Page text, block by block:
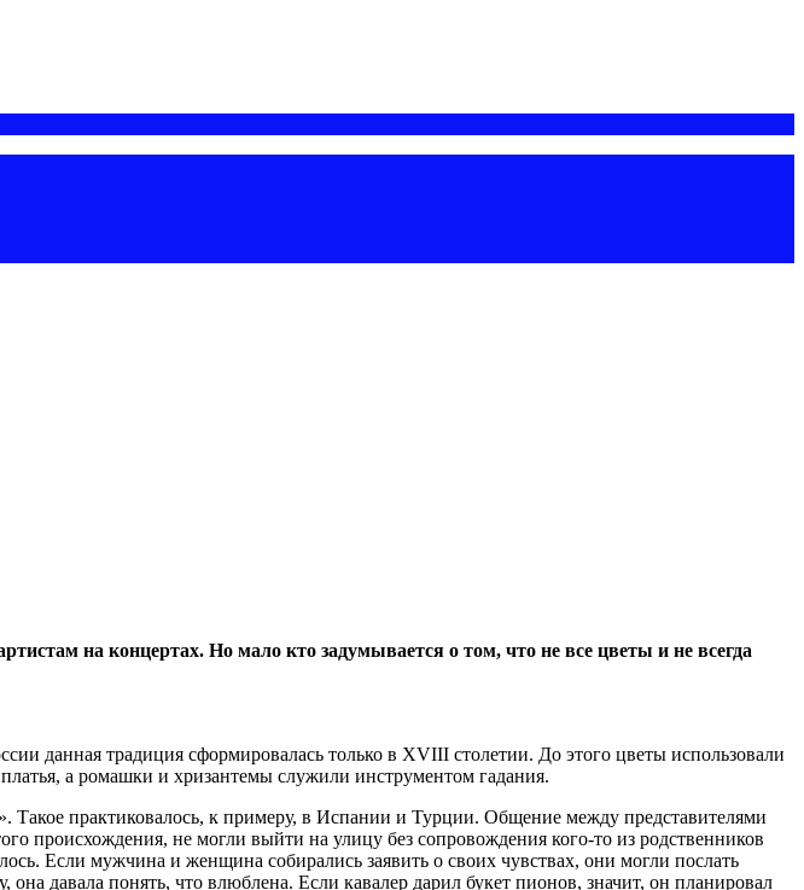
на концертах. Но мало кто задумывается о том, что не все цветы и не всегда
данная традиция сформировалась только в XVIII столетии. До этого цветы использовали
а ромашки и хризантемы служили инструментом гадания.
Такое практиковалось, к примеру, в Испании и Турции. Общение между представителями
происхождения, не могли выйти на улицу без сопровождения кого-то из родственников
Если мужчина и женщина собирались заявить о своих чувствах, они могли послать
давала понять, что влюблена. Если кавалер дарил букет пионов, значит, он планировал